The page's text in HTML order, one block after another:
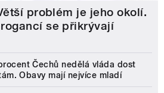
problém je jeho okolí.
se přikrývají
Čechů nedělá vláda dost
Obavy mají nejvíce mladí